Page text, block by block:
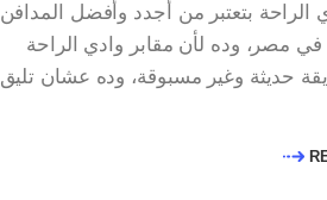
الراحة بتعتبر من أجدد وأفضل المدافن
في مصر، وده لأن مقابر وادي الراحة
حديثة وغير مسبوقة، وده عشان تليق